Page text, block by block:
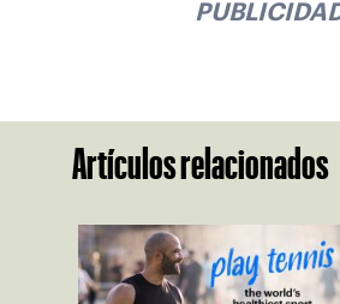
Artículos relacionados